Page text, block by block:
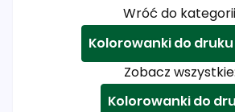
Wróć do
Kolorowanki do
Zobacz wszystkie:
Kolorowanki do